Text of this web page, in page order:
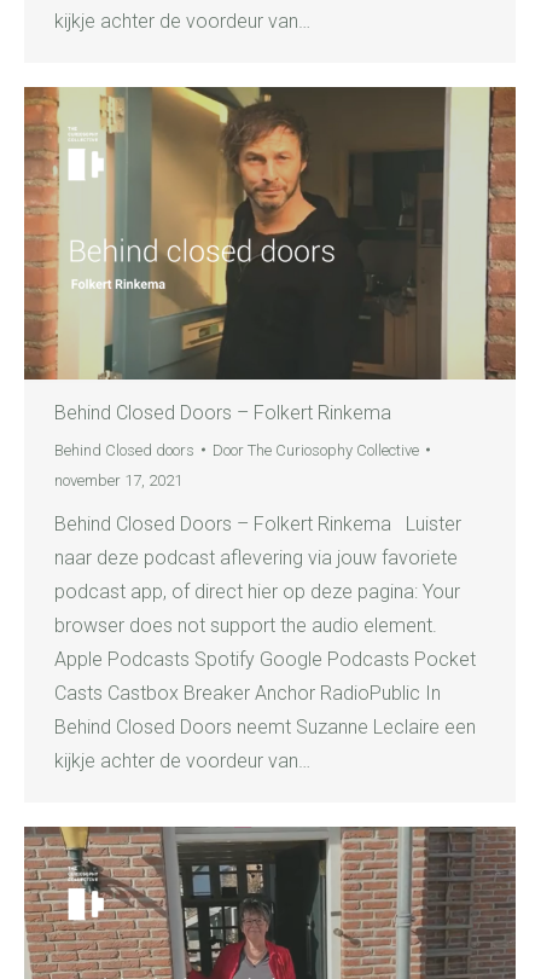
kijkje achter de voordeur van…
Behind Closed Doors – Folkert Rinkema
Behind Closed doors Door The Curiosophy Collective
november 17, 2021
Behind Closed Doors – Folkert Rinkema Luister
naar deze podcast aflevering via jouw favoriete
podcast app, of direct hier op deze pagina: Your
browser does not support the audio element.
Apple Podcasts Spotify Google Podcasts Pocket
Casts Castbox Breaker Anchor RadioPublic In
Behind Closed Doors neemt Suzanne Leclaire een
kijkje achter de voordeur van…